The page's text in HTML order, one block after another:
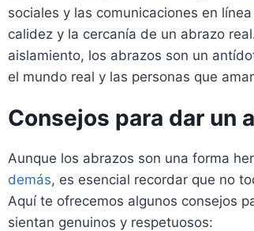
sociales y las comunicaciones en
calidez y la cercanía de un abrazo
aislamiento, los abrazos son un
el mundo real y las personas que
Consejos para dar un
Aunque los abrazos son una forma
demás, es esencial recordar que no
Aquí te ofrecemos algunos consejos
sientan genuinos y respetuosos: